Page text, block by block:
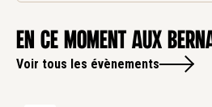
en ce moment aux
Voir tous les évènements